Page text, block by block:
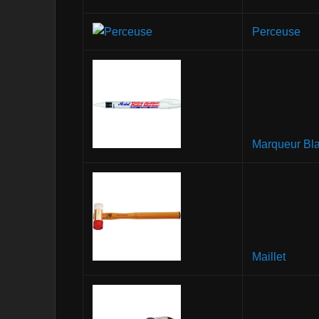
Perceuse
Marqueur
Maillet